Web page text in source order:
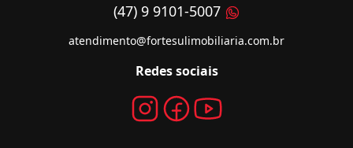
(47) 9 9101-5007
atendimento@fortesulimobiliaria.com.br
Redes sociais